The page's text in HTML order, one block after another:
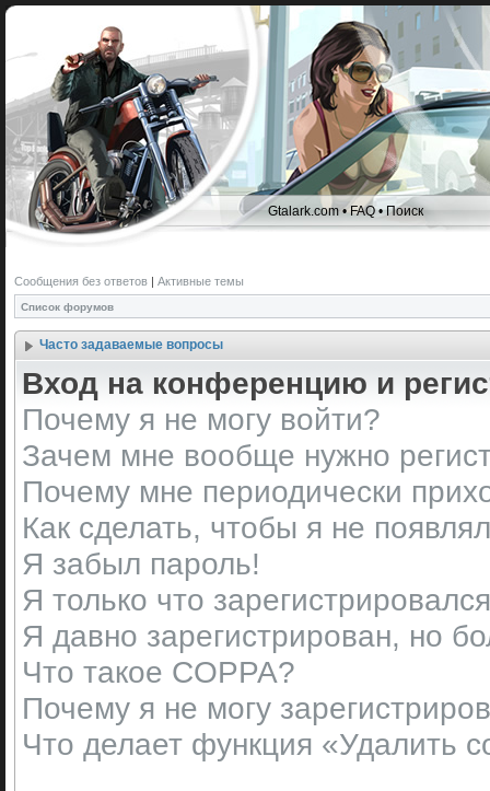
Gtalark.com •FAQ•Поиск
Сообщения без ответов | Активные темы
Список форумов
Часто задаваемые вопросы
Вход на конференцию и
Почему я не могу войти?
Зачем мне вообще нужно
Почему мне периодически
Как сделать, чтобы я не
Я забыл пароль!
Я только что
Я давно зарегистрирован, но
Что такое COPPA?
Почему я не могу
Что делает функция «Удалить